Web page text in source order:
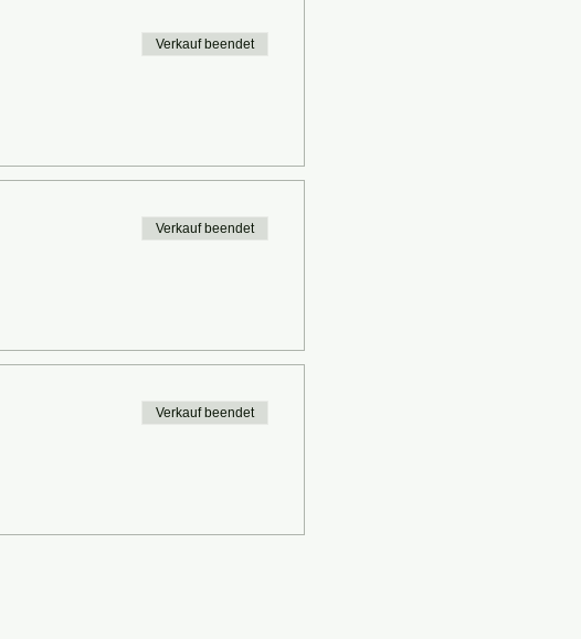
Verkauf beendet
Verkauf beendet
Verkauf beendet